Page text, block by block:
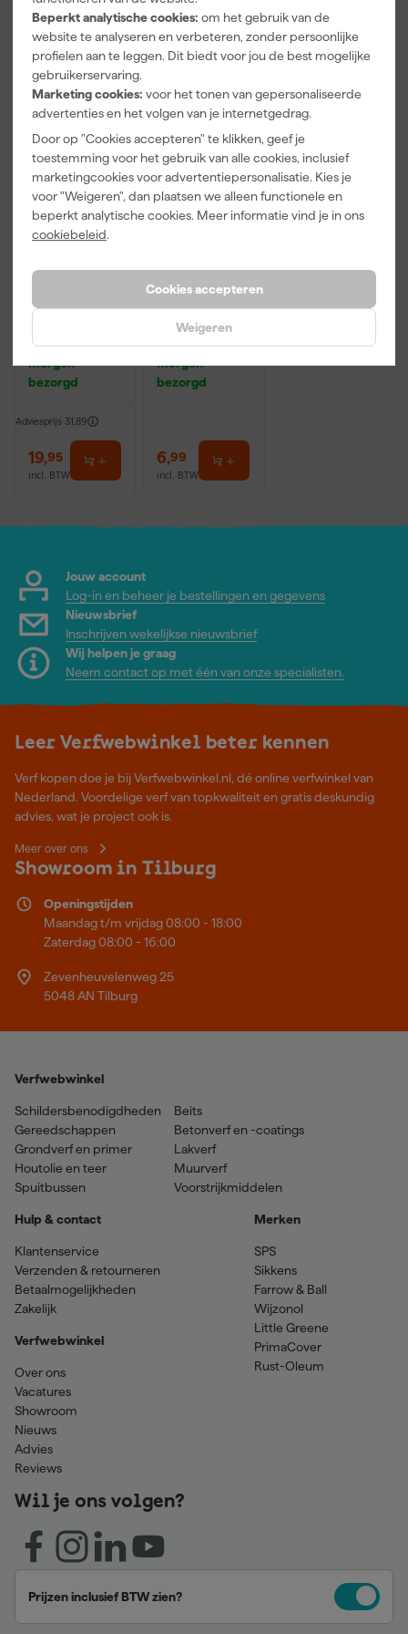
Beperkt analytische cookies: om het gebruik van de
website te analyseren en verbeteren, zonder persoonlijke
profielen aan te leggen. Dit biedt voor jou de best mogelijke
gebruikerservaring.
Marketing cookies: voor het tonen van gepersonaliseerde
advertenties en het volgen van je internetgedrag.
Door op "Cookies accepteren" te klikken, geef je
toestemming voor het gebruik van alle cookies, inclusief
marketingcookies voor advertentiepersonalisatie. Kies je
voor "Weigeren", dan plaatsen we alleen functionele en
beperkt analytische cookies. Meer informatie vind je in ons
cookiebeleid.
Cookies accepteren
Weigeren
Adviesprijs 9,47
8,99
incl. BTW
Adviesprijs 6,00
3 ,99 2,99
Anza PRO
Morgen
bezorgd
Adviesprijs 31,89
19,95
incl. BTW
Onze Top 10
Rilly Multi
Ontvetter en
Verfreiniger –
Morgen
bezorgd
6,99
incl. BTW
Jouw account
Log-in en beheer je bestellingen en gegevens
Nieuwsbrief
Inschrijven wekelijkse nieuwsbrief
Wij helpen je graag
Neem contact op met één van onze specialisten.
Leer Verfwebwinkel beter kennen
Verf kopen doe je bij Verfwebwinkel.nl, dé online verfwinkel van
Nederland. Voordelige verf van topkwaliteit en gratis deskundig
advies, wat je project ook is.
Meer over ons
Showroom in Tilburg
Openingstijden
Maandag t/m vrijdag 08:00 - 18:00
Zaterdag 08:00 - 16:00
Zevenheuvelenweg 25
5048 AN Tilburg
Verfwebwinkel
Schildersbenodigdheden
Gereedschappen
Grondverf en primer
Houtolie en teer
Spuitbussen
Beits
Betonverf en -coatings
Lakverf
Muurverf
Voorstrijkmiddelen
Hulp & contact
Klantenservice
Verzenden & retourneren
Betaalmogelijkheden
Zakelijk
Verfwebwinkel
Over ons
Vacatures
Showroom
Nieuws
Advies
Reviews
Merken
SPS
Sikkens
Farrow & Ball
Wijzonol
Little Greene
PrimaCover
Rust-Oleum
Wil je ons volgen?
Prijzen inclusief BTW zien?